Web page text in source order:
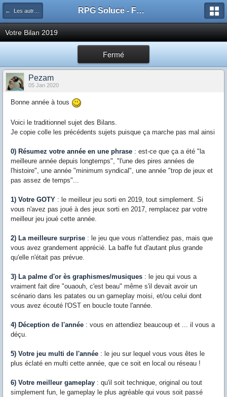
← Les autres jeux vidéo RPG Soluce - Forum
Votre Bilan 2019
Fermé
Pezam
05 Jan 2020
Bonne année à tous
Voici le traditionnel sujet des Bilans.
Je copie colle les précédents sujets puisque ça marche pas mal ainsi
0) Résumez votre année en une phrase : est-ce que ça a été "la
meilleure année depuis longtemps", "l'une des pires années de
l'histoire", une année "minimum syndical", une année "trop de jeux et
pas assez de temps"...
1) Votre GOTY : le meilleur jeu sorti en 2019, tout simplement. Si
vous n'avez pas joué à des jeux sorti en 2017, remplacez par votre
meilleur jeu joué cette année.
2) La meilleure surprise : le jeu que vous n'attendiez pas, mais que
vous avez grandement apprécié. La baffe fut d'autant plus grande
qu'elle n'était pas prévue.
3) La palme d'or ès graphismes/musiques : le jeu qui vous a
vraiment fait dire "ouaouh, c'est beau" même s'il devait avoir un
scénario dans les patates ou un gameplay moisi, et/ou celui dont
vous avez écouté l'OST en boucle toute l'année.
4) Déception de l'année : vous en attendiez beaucoup et ... il vous a
déçu.
5) Votre jeu multi de l'année : le jeu sur lequel vous vous êtes le
plus éclaté en multi cette année, que ce soit en local ou réseau !
6) Votre meilleur gameplay : qu'il soit technique, original ou tout
simplement fun, le gameplay le plus agréable qui vous soit passé